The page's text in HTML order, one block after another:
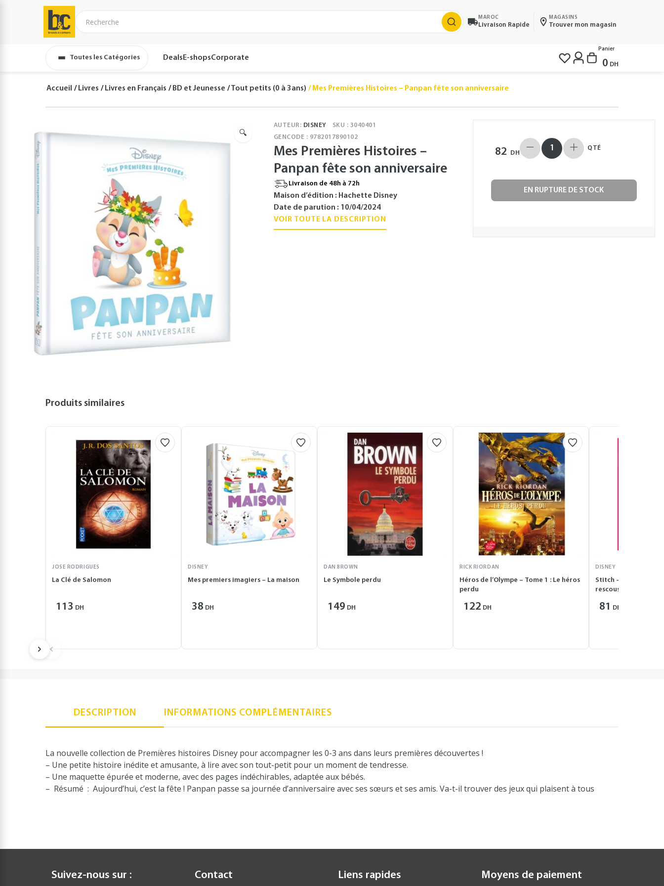
MAROC
Livraison Rapide
MAGASINS
Trouver mon magasin
Toutes les Catégories Deals E-shopsCorporate
Panier
0 DH
Accueil Livres Livres en Français BD et Jeunesse Tout petits (0 à 3ans) Mes Premières Histoires – Panpan fête son anniversaire
🔍
AUTEUR: DISNEY
SKU : 3040401
GENCODE : 9782017890102
Mes Premières Histoires –
Panpan fête son anniversaire
Livraison de 48h à 72h
Maison d’édition : Hachette Disney
Date de parution : 10/04/2024
VOIR TOUTE LA DESCRIPTION
82 DH
QTÉ
EN RUPTURE DE STOCK
Produits similaires
JOSE RODRIGUES
La Clé de Salomon
113 DH
DISNEY
Mes premiers imagiers – La maison
38 DH
DAN BROWN
Le Symbole perdu
149 DH
RICK RIORDAN
Héros de l’Olympe – Tome 1 : Le héros
perdu
122 DH
DISNEY
Stitch – Tome 13 –
rescousse !
81 DH
DESCRIPTION INFORMATIONS COMPLÉMENTAIRES
La nouvelle collection de Premières histoires Disney pour accompagner les 0-3 ans dans leurs premières découvertes !
– Une petite histoire inédite et amusante, à lire avec son tout-petit pour un moment de tendresse.
– Une maquette épurée et moderne, avec des pages indéchirables, adaptée aux bébés.
– Résumé : Aujourd’hui, c’est la fête ! Panpan passe sa journée d’anniversaire avec ses sœurs et ses amis. Va-t-il trouver des jeux qui plaisent à tous
Suivez-nous sur : Contact Liens rapides Moyens de paiement